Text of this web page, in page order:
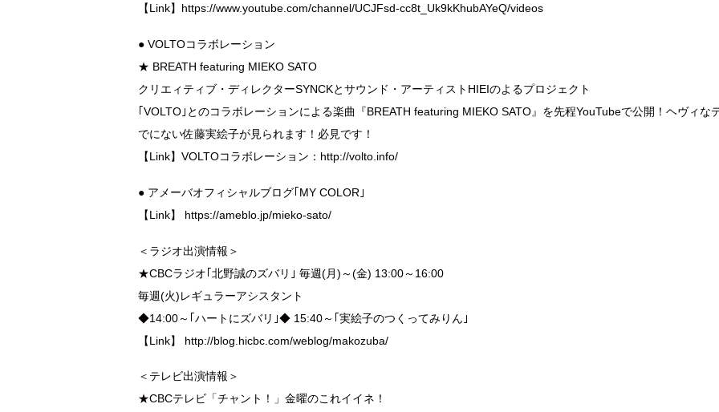
【Link】 https://www.youtube.com/channel/UCJFsd-cc8t_Uk9kKhubAYeQ/videos
● VOLTOコラボレーション
★ BREATH featuring MIEKO SATO
クリエィティブ・ディレクターSYNCKとサウンド・アーティストHIEIのよるプロジェクト
｢VOLTO｣とのコラボレーションによる楽曲『BREATH featuring MIEKO SATO』を先程YouTubeで公開！ヘヴィ
でにない佐藤実絵子が見られます！必見です！
【Link】 VOLTOコラボレーション：http://volto.info/
● アメーバオフィシャルブログ｢MY COLOR｣
【Link】 https://ameblo.jp/mieko-sato/
＜ラジオ出演情報＞
★CBCラジオ｢北野誠のズバリ｣ 毎週(月)～(金) 13:00～16:00
毎週(火)レギュラーアシスタント
◆14:00～｢ハートにズバリ｣◆ 15:40～｢実絵子のつくってみりん｣
【Link】 http://blog.hicbc.com/weblog/makozuba/
＜テレビ出演情報＞
★CBCテレビ「チャント！」金曜のこれイイネ！